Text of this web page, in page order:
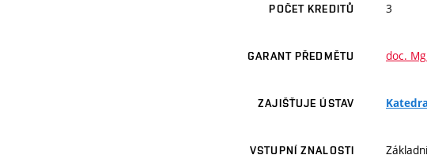
POČET KREDITŮ 3
GARANT PŘEDMĚTU doc.
ZAJIŠŤUJE ÚSTAV
VSTUPNÍ ZNALOSTI